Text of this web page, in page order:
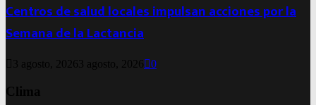
Centros de salud locales impulsan acciones por la
Semana de la Lactancia
3 agosto, 2026 3 agosto, 2026 0
Clima